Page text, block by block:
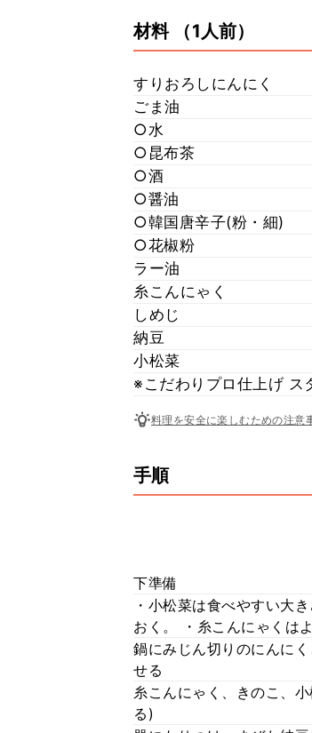
材料 （1人前）
すりおろしにんにく
ごま油
○水
○昆布茶
○酒
○醤油
○韓国唐辛子(粉・細)
○花椒粉
ラー油
糸こんにゃく
しめじ
納豆
小松菜
※こだわりプロ仕上げ ス
料理を安全に楽しむための注意
手順
下準備
・小松菜は食べやすい大
おく。 ・糸こんにゃくは
鍋にみじん切りのにんに
せる
糸こんにゃく、きのこ、
る)